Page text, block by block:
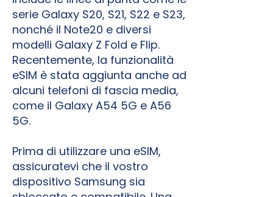
serie Galaxy S20, S21, S22 e S23,
nonché il Note20 e diversi
modelli Galaxy Z Fold e Flip.
Recentemente, la funzionalità
eSIM è stata aggiunta anche ad
alcuni telefoni di fascia media,
come il Galaxy A54 5G e A56
5G.
Prima di utilizzare una eSIM,
assicuratevi che il vostro
dispositivo Samsung sia